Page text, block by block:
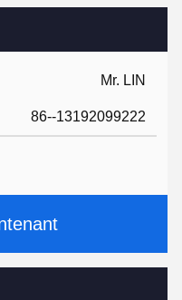
Mr. LIN
86--13192099222